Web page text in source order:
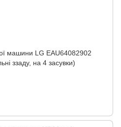
машини LG EAU64082902
ззаду, на 4 засувки)